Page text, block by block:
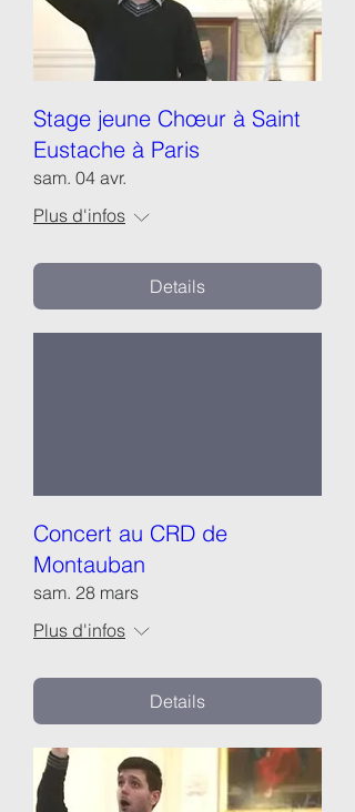
Stage jeune Chœur à Saint
Eustache à Paris
sam. 04 avr.
Plus d'infos
Details
Concert au CRD de
Montauban
sam. 28 mars
Plus d'infos
Details